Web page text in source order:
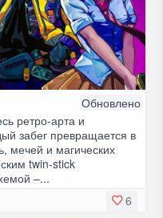
Обновлено
ретро-арта и
забег превращается в
мечей и магических
twin-stick
–...
6